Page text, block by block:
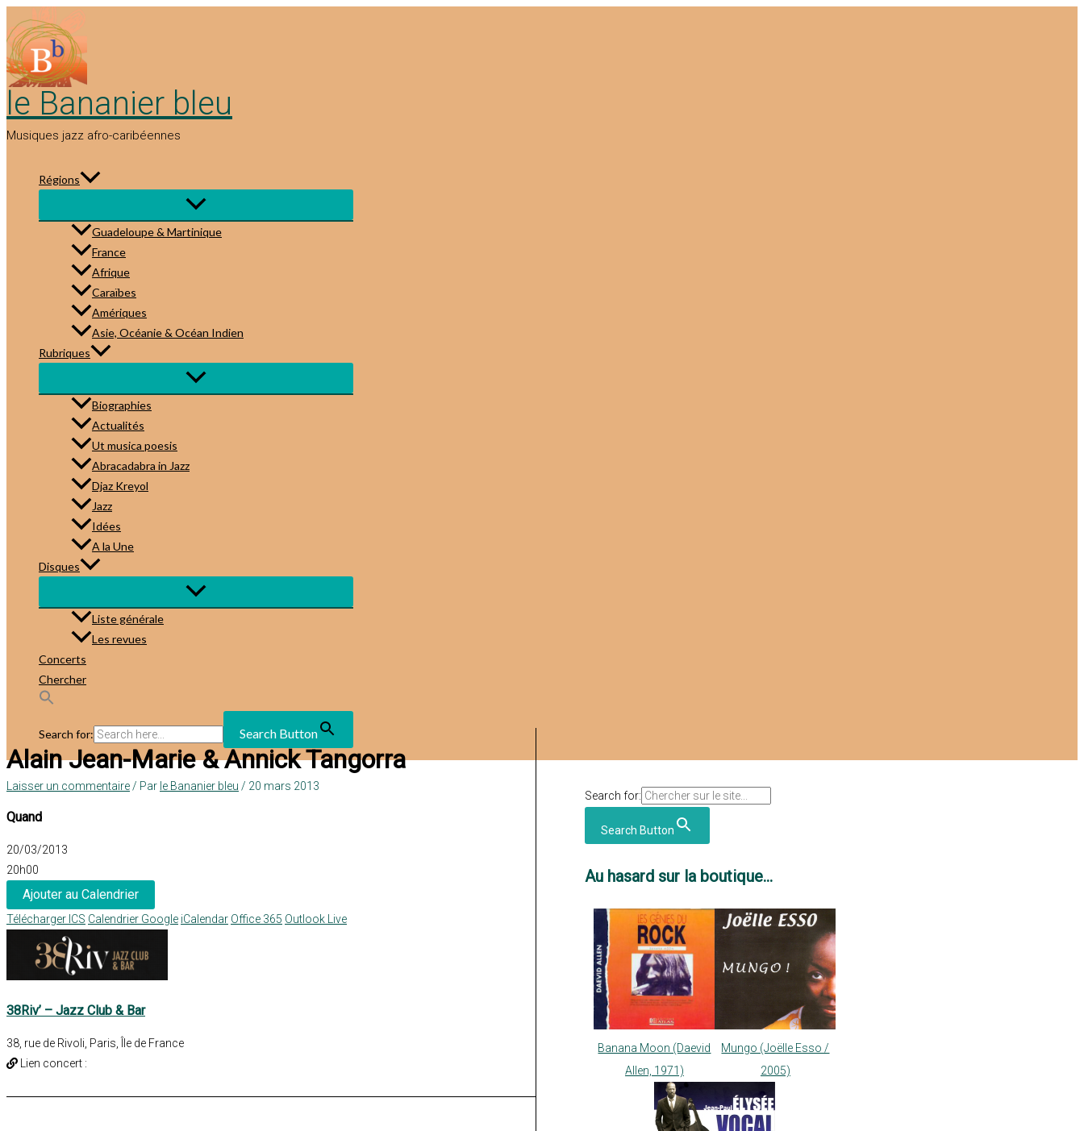
au
contenu
le Bananier bleu
Musiques jazz afro-caribéennes
Régions
Guadeloupe & Martinique
France
Afrique
Caraïbes
Amériques
Asie, Océanie & Océan Indien
Rubriques
Biographies
Actualités
Ut musica poesis
Abracadabra in Jazz
Djaz Kreyol
Jazz
Idées
A la Une
Disques
Liste générale
Les revues
Concerts
Chercher
Search for: Search Button
Alain Jean-Marie & Annick Tangorra
Laisser un commentaire / Par le Bananier bleu / 20 mars 2013
Quand
20/03/2013
20h00
Ajouter au Calendrier
Télécharger ICS Calendrier Google iCalendar Office 365 Outlook Live
38Riv’ – Jazz Club & Bar
38, rue de Rivoli, Paris, Île de France
Lien concert :
Search for:
Search Button
Au hasard sur la boutique...
Banana Moon (Daevid
Allen, 1971)
Mungo (Joëlle Esso /
2005)